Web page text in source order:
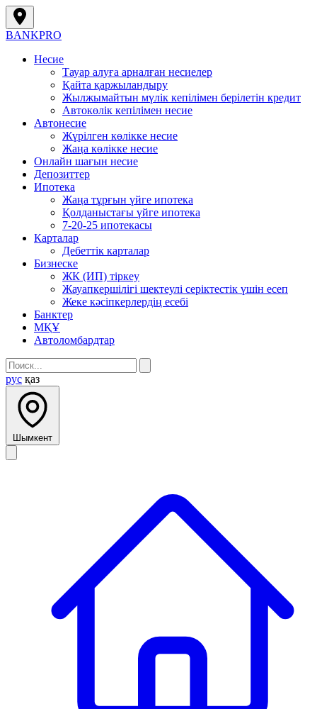
BANKPRO
Несие
Тауар алуға арналған несиелер
Қайта қаржыландыру
Жылжымайтын мүлік кепілімен берілетін кредит
Автокөлік кепілімен несие
Автонесие
Жүрілген көлікке несие
Жаңа көлікке несие
Онлайн шағын несие
Депозиттер
Ипотека
Жаңа тұрғын үйге ипотека
Қолданыстағы үйге ипотека
7-20-25 ипотекасы
Карталар
Дебеттік карталар
Бизнеске
ЖК (ИП) тіркеу
Жауапкершілігі шектеулі серіктестік үшін есеп
Жеке кәсіпкерлердің есебі
Банктер
МҚҰ
Автоломбардтар
рус қаз
Шымкент